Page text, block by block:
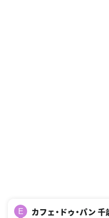
E カフェ・ドゥ・パン 千